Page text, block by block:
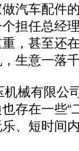
车配件
担任总经
，甚至还
生意一落
械有限公
存在一些“
、短时间